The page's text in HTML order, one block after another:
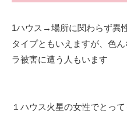
1ハウス→場所に関わらず異
タイプともいえますが、色
ラ被害に遭う人もいます
１ハウス火星の女性でとっ